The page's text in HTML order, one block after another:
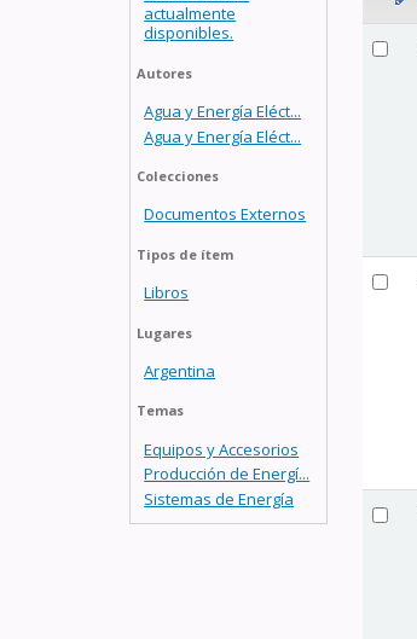
actualmente
disponibles.
Autores
Agua y Energía Eléct...
Agua y Energía Eléct...
Colecciones
Documentos Externos
Tipos de ítem
Libros
Lugares
Argentina
Temas
Equipos y Accesorios
Producción de Energí...
Sistemas de Energía